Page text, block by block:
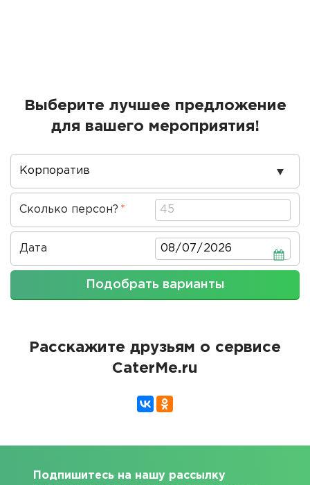
Выберите лучшее предложение
для вашего мероприятия!
Повод
проведения
Сколько персон?
Дата Дата
Подобрать варианты
Расскажите друзьям о сервисе
CaterMe.ru
Подпишитесь на нашу рассылку